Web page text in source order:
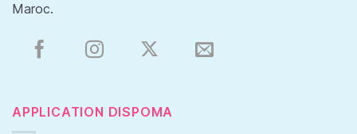
Maroc.
APPLICATION DISPOMA